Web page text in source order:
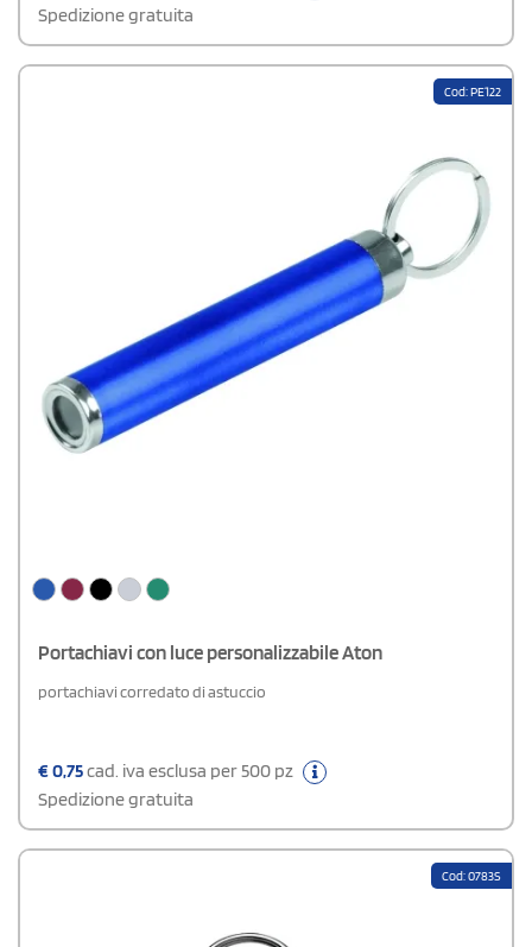
Spedizione gratuita
Cod: PE122
Portachiavi con luce personalizzabile Aton
portachiavi corredato di astuccio
€0,75cad. iva esclusa per 500 pz
Spedizione gratuita
Cod: 0783S